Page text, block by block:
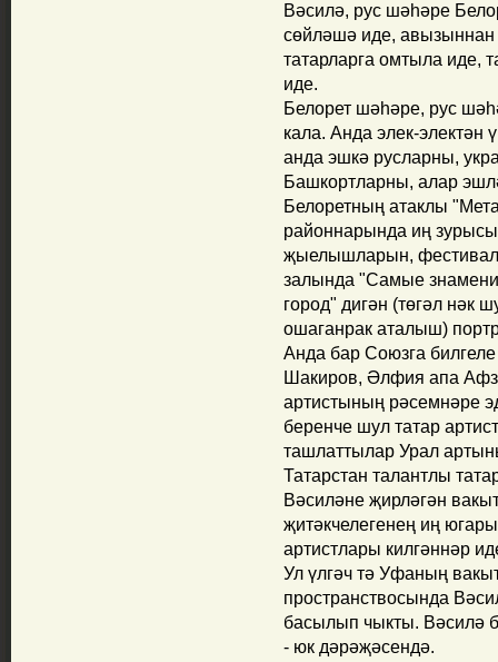
Вәсилә, рус шәһәре
сөйләшә иде, авызыннан
татарларга омтыла иде,
иде.
Белорет шәһәре, рус
кала. Анда элек-электән
анда эшкә русларны,
Башкортларны, алар
Белоретның атаклы
районнарында иң
җыелышларын,
залында "Самые
город" дигән (төгәл нәк
ошаганрак аталыш)
Анда бар Союзга
Шакиров, Әлфия апа
артистының рәсемнәре
беренче шул татар
ташлаттылар Урал
Татарстан талантлы
Вәсиләне җирләгән
җитәкчелегенең иң
артистлары килгәннәр
Ул үлгәч тә Уфаның
пространствосында
басылып чыкты. Вәсилә
- юк дәрәҗәсендә.